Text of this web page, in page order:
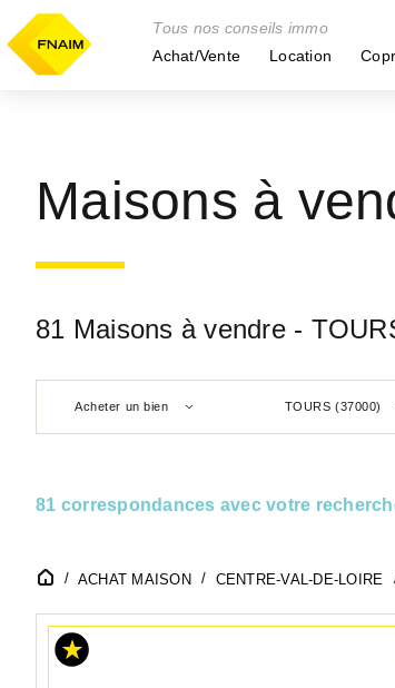
Tous nos conseils immo
Achat/Vente
Location
Maisons à
81 Maisons à vendre -
Acheter un bien TOURS (37000)
81 correspondances avec votre
ACHAT MAISON CENTRE-VAL-DE-LOIRE